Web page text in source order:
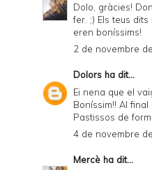
Dolo, gràcies!
fer. ;) Els teus
eren boníssims!
2 de novembre
Dolors ha dit...
Ei nena que el
Boníssim!! Al
Pastissos de
4 de novembre
Mercè ha dit...